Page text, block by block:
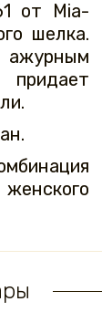
от Mia-
шелка.